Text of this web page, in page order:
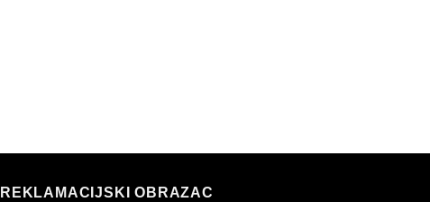
REKLAMACIJSKI OBRAZAC